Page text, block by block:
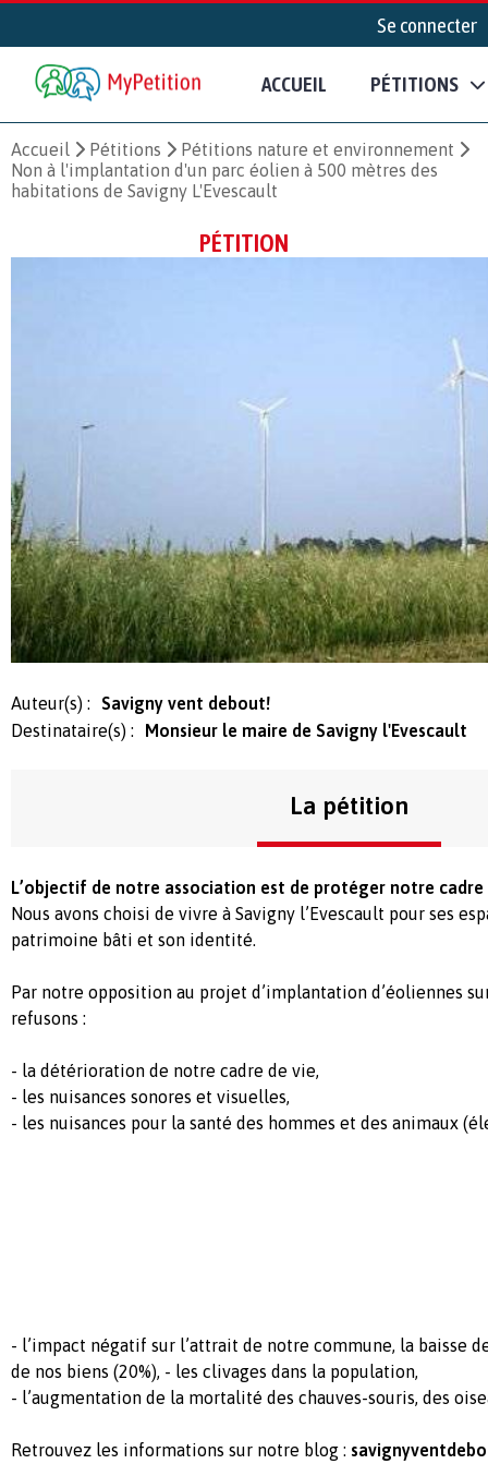
Se connecter
ACCUEIL PÉTITIONS
Accueil Pétitions
Pétitions nature et environnement
Non à l'implantation d'un parc éolien à 500 mètres des
habitations de Savigny L'Evescault
PÉTITION
Auteur(s) :
Savigny vent debout!
Destinataire(s) :
Monsieur le maire de Savigny l'Evescault
La pétition
L’objectif de notre association est de protéger notre cadre
Nous avons choisi de vivre à Savigny l’Evescault pour ses
patrimoine bâti et son identité.
Par notre opposition au projet d’implantation d’éoliennes
refusons :
- la détérioration de notre cadre de vie,
- les nuisances sonores et visuelles,
- les nuisances pour la santé des hommes et des animaux
- l’impact négatif sur l’attrait de notre commune, la baisse
de nos biens (20%), - les clivages dans la population,
- l’augmentation de la mortalité des chauves-souris, des
Retrouvez les informations sur notre blog :